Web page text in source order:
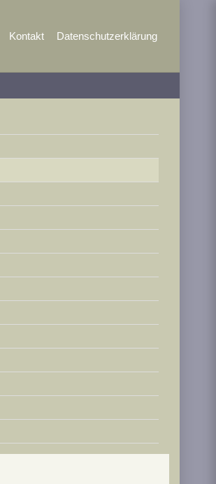
Kontakt Datenschutzerklärung